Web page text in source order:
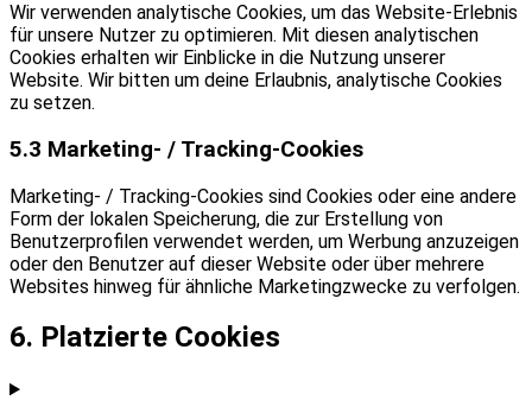
Wir verwenden analytische Cookies, um das Website-Erlebnis
für unsere Nutzer zu optimieren. Mit diesen analytischen
Cookies erhalten wir Einblicke in die Nutzung unserer
Website. Wir bitten um deine Erlaubnis, analytische Cookies
zu setzen.
5.3 Marketing- / Tracking-Cookies
Marketing- / Tracking-Cookies sind Cookies oder eine andere
Form der lokalen Speicherung, die zur Erstellung von
Benutzerprofilen verwendet werden, um Werbung anzuzeigen
oder den Benutzer auf dieser Website oder über mehrere
Websites hinweg für ähnliche Marketingzwecke zu verfolgen.
6. Platzierte Cookies